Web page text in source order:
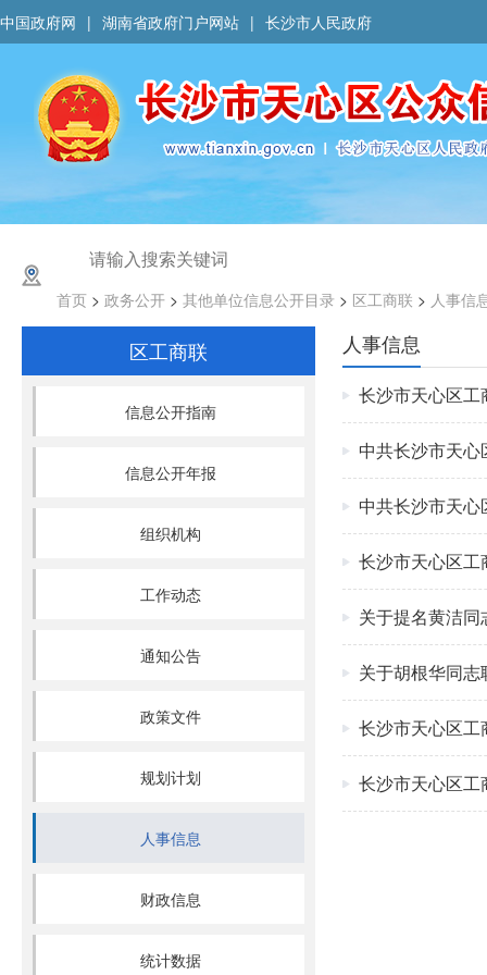
中国政府网 | 湖南省政府门户网站 | 长沙市人民政府
首页 > 政务公开 > 其他单位信息公开目录 > 区工商联 > 人事信
区工商联
信息公开指南
信息公开年报
组织机构
工作动态
通知公告
政策文件
规划计划
人事信息
财政信息
统计数据
人事信息
长沙市天心区
中共长沙市天
中共长沙市天
长沙市天心区
关于提名黄洁
关于胡根华同
长沙市天心区
长沙市天心区